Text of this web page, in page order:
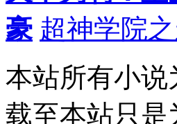
豪 超神学院
本站所有小
载至本站只